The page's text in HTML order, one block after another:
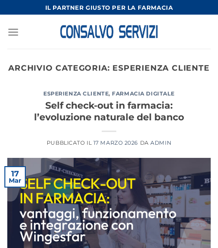
ai
contenuti
IL PARTNER GIUSTO PER LA FARMACIA
ARCHIVIO CATEGORIA: ESPERIENZA CLIENTE
ESPERIENZA CLIENTE, FARMACIA DIGITALE
Self check-out in farmacia:
l’evoluzione naturale del banco
PUBBLICATO IL 17 MARZO 2026 DAADMIN
17
Mar